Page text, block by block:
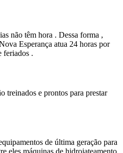
não têm hora . Dessa forma ,
Esperança atua 24 horas por
feriados .
treinados e prontos para prestar
de última geração para
eles máquinas de hidrojateamento